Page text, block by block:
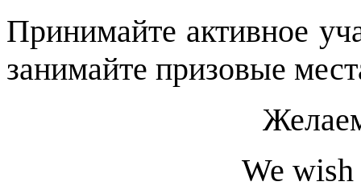
Принимайте активное
занимайте призовые
We